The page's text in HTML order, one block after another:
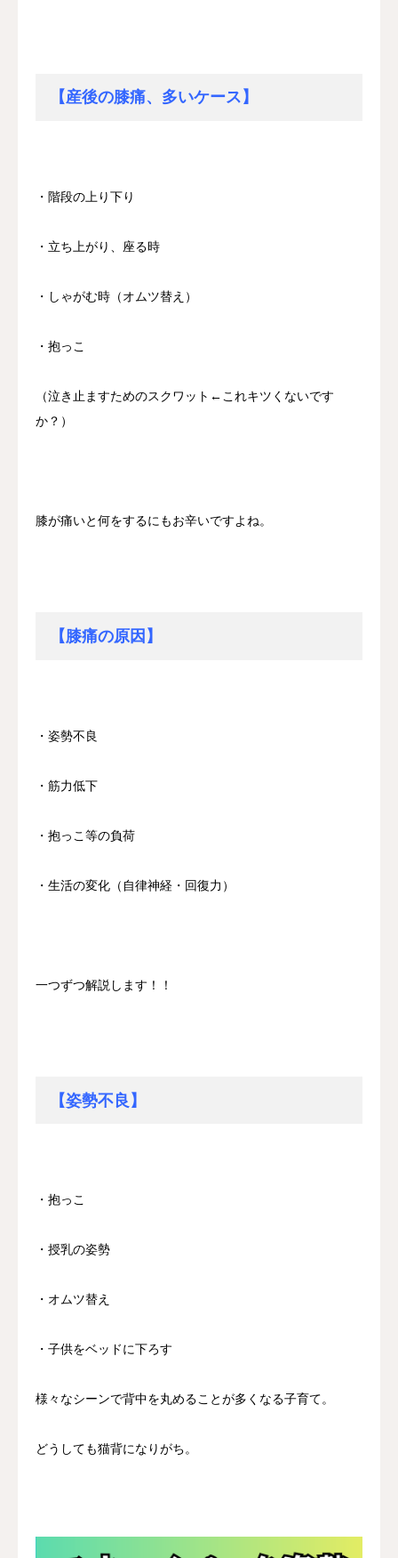
【産後の膝痛、多いケース】
・階段の上り下り
・立ち上がり、座る時
・しゃがむ時（オムツ替え）
・抱っこ
（泣き止ますためのスクワット←これキツくないです
か？）
膝が痛いと何をするにもお辛いですよね。
【膝痛の原因】
・姿勢不良
・筋力低下
・抱っこ等の負荷
・生活の変化（自律神経・回復力）
一つずつ解説します！！
【姿勢不良】
・抱っこ
・授乳の姿勢
・オムツ替え
・子供をベッドに下ろす
様々なシーンで背中を丸めることが多くなる子育て。
どうしても猫背になりがち。